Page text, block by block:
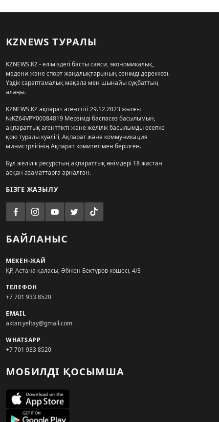
KZNEWS ТУРАЛЫ
KZNEWS.KZ - еліміздегі басты саяси, экономикалық,
мәдени және спорт жаңалықтарының сенімді дереккөзі.
Үздік сараптамалық мақала мен шынайы сұқбаттың
алаңы.
KZNEWS.KZ ақпарат агенттігі 29.12.2023 жылғы
№KZ64VPY00084819 Мерзімді баспасөз басылымын,
ақпараттық агенттікті және желілік басылымды есепке
қою туралы куәлігі, Ақпарат және коммуникация
министрлігінің Ақпарат комитетімен берілген.
Бұл желілік ресурстың ақпараттық өнімдері 18 жастан
асқан азаматтарға арналған.
БІЗГЕ ЖАЗЫЛУ
БАЙЛАНЫС
МЕКЕН-ЖАЙ
ҚР, Астана қаласы, Әбікен Бектұров көшесі, 4/3
ТЕЛЕФОН
+7 701 933 8520
EMAIL
aktan.yeltay@gmail.com
WHATSAPP
+7 701 933 8520
МОБИЛДІ ҚОСЫМША